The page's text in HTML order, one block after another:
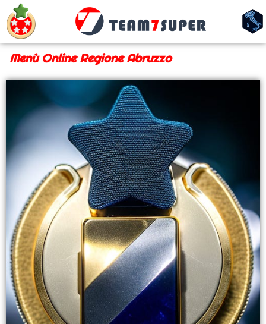
Menù Online Regione Abruzzo